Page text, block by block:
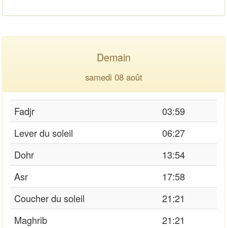
Demain
samedi 08 août
Fadjr
03:59
Lever du soleil
06:27
Dohr
13:54
Asr
17:58
Coucher du soleil
21:21
Maghrib
21:21